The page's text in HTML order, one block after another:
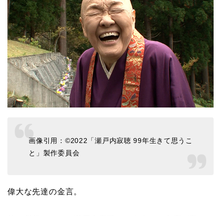
画像引用：©2022「瀬戸内寂聴 99年生きて思うこ
と」製作委員会
偉大な先達の金言。